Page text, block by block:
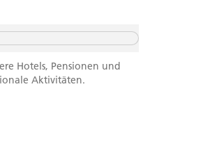
Hotels, Pensionen und
Aktivitäten.